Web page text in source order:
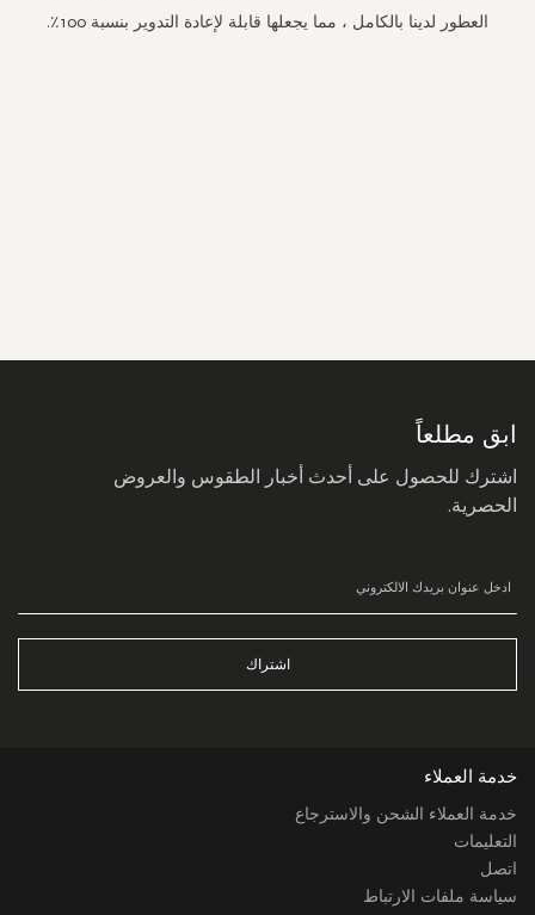
العطور لدينا بالكامل ، مما يجعلها قابلة لإعادة التدوير بنسبة 100٪.
ابق مطلعاً
اشترك للحصول على أحدث أخبار الطقوس والعروض
الحصرية.
اشتراك
خدمة العملاء
خدمة العملاء الشحن والاسترجاع
التعليمات
اتصل
سياسة ملفات الارتباط